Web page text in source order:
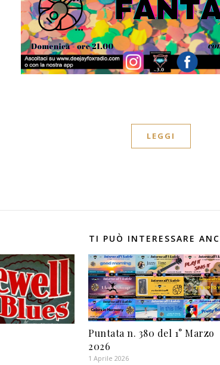
LEGGI
TI PUÒ INTERESSARE
Puntata n. 380 del 1° Marzo
2026
1 Aprile 2026